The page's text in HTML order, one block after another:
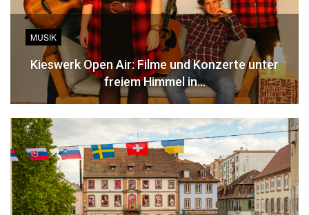
MUSIK
Kieswerk Open Air: Filme und Konzerte unter
freiem Himmel in…